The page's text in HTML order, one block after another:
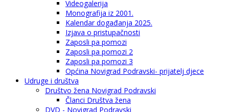
Videogalerija
Monografija iz 2001.
Kalendar događanja 2025.
Izjava o pristupačnosti
Zaposli pa pomozi
Zaposli pa pomozi 2
Zaposli pa pomozi 3
Općina Novigrad Podravski- prijatelj djece
Udruge i društva
Društvo žena Novigrad Podravski
Članci Društva žena
DVD - Novigrad Podravski